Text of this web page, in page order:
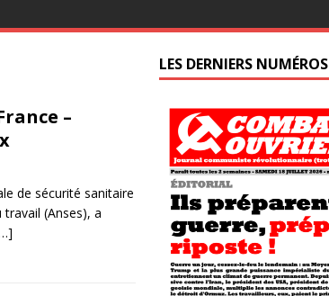
–
de sécurité sanitaire
travail (Anses), a
LES DERNIERS NUMÉROS